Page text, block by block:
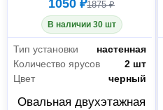
1050 ₽1875 ₽
В наличии 30 шт
Тип установки
настенная
Количество ярусов
2 шт
Цвет
черный
Овальная двухэтажная